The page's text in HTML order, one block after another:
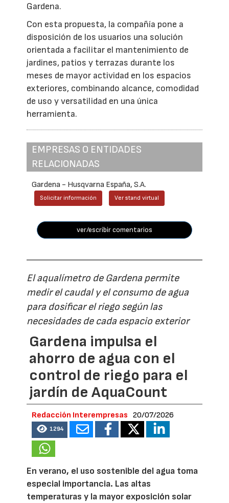
Gardena.
Con esta propuesta, la compañía pone a
disposición de los usuarios una solución
orientada a facilitar el mantenimiento de
jardines, patios y terrazas durante los
meses de mayor actividad en los espacios
exteriores, combinando alcance, comodidad
de uso y versatilidad en una única
herramienta.
EMPRESAS O ENTIDADES
RELACIONADAS
Gardena - Husqvarna España, S.A.
Solicitar información Ver stand virtual
ver/escribir comentarios
El aqualímetro de Gardena permite
medir el caudal y el consumo de agua
para dosificar el riego según las
necesidades de cada espacio exterior
Gardena impulsa el
ahorro de agua con el
control de riego para el
jardín de AquaCount
Redacción Interempresas 20/07/2026
1294
En verano, el uso sostenible del agua toma
especial importancia. Las altas
temperaturas y la mayor exposición solar